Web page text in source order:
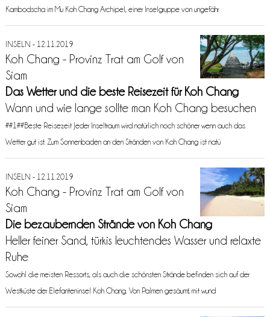
Kambodscha im Mu Koh Chang Archipel, einer Inselgruppe von ungefähr
INSELN - 12.11.2019
Koh Chang - Provinz Trat am Golf von
Siam
Das Wetter und die beste Reisezeit für Koh Chang
Wann und wie lange sollte man Koh Chang besuchen
##1##Beste Reisezeit Jeder Inseltraum wird natürlich noch schöner wenn auch das
Wetter gut ist. Zum Sonnenbaden an den Stränden von Koh Chang ist natü
INSELN - 12.11.2019
Koh Chang - Provinz Trat am Golf von
Siam
Die bezaubernden Strände von Koh Chang
Heller feiner Sand, türkis leuchtendes Wasser und relaxte
Ruhe
Sowohl die meisten Ressorts, als auch die schönsten Strände befinden sich auf der
Westküste der Elefanteninsel Koh Chang. Von Palmen gesäumt, mit wund